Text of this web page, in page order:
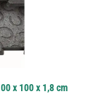
x 100 x 1,8 cm